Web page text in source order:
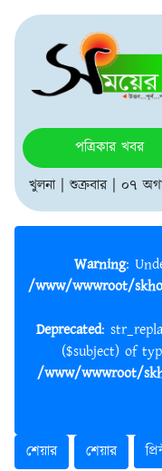
পত্রিকার খবর
খুলনা | শুক্রবার | ০৭
Warning :
/www/wwwroot/
Deprecated: str_replace(): Passing null to parameter #3
($subject) of
/www/wwwroot/
শেয়ার
শেয়ার